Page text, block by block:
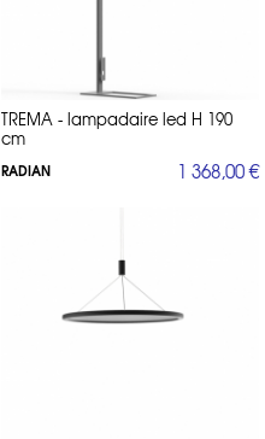
TREMA - lampadaire led H 190
cm
RADIAN 1 368,00 €